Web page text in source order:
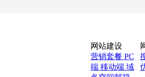
网站建设
营销套餐 PC
端 移动端 域